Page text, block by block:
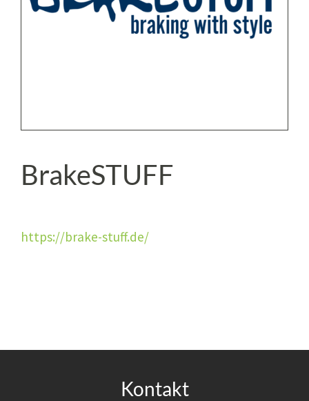
BrakeSTUFF
https://brake-stuff.de/
Kontakt